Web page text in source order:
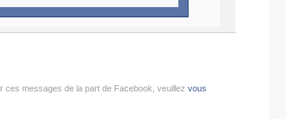
ces messages de la part de Facebook, veuillez vous